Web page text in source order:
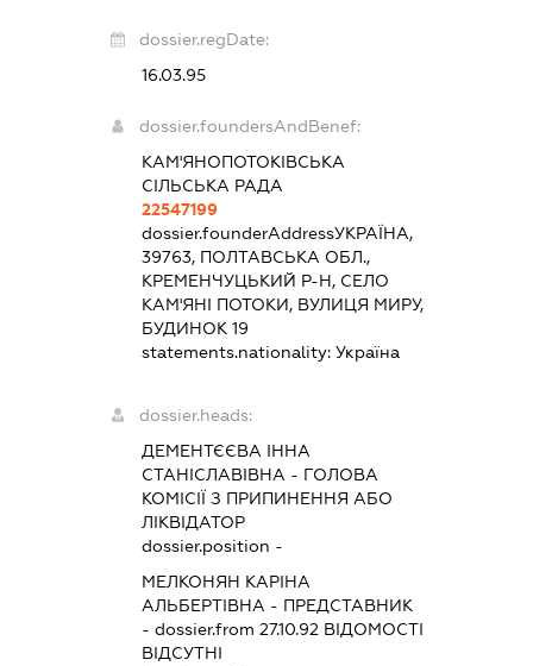
dossier.regDate:
16.03.95
dossier.foundersAndBenef:
КАМ'ЯНОПОТОКІВСЬКА
СІЛЬСЬКА РАДА
22547199
dossier.founderAddressУКРАЇНА,
39763, ПОЛТАВСЬКА ОБЛ.,
КРЕМЕНЧУЦЬКИЙ Р-Н, СЕЛО
КАМ'ЯНІ ПОТОКИ, ВУЛИЦЯ МИРУ,
БУДИНОК 19
statements.nationality:Україна
dossier.heads:
ДЕМЕНТЄЄВА ІННА
СТАНІСЛАВІВНА - ГОЛОВА
КОМІСІЇ З ПРИПИНЕННЯ АБО
ЛІКВІДАТОР
dossier.position -
МЕЛКОНЯН КАРІНА
АЛЬБЕРТІВНА - ПРЕДСТАВНИК
- dossier.from 27.10.92 ВІДОМОСТІ
ВІДСУТНІ